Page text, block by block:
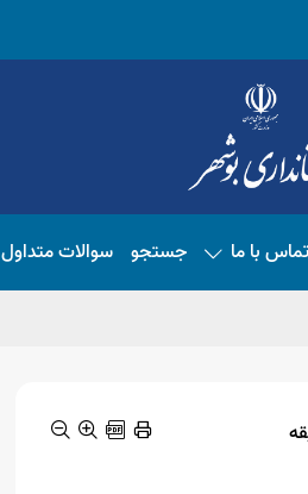
تماس با ما جستجو سوالات متداول